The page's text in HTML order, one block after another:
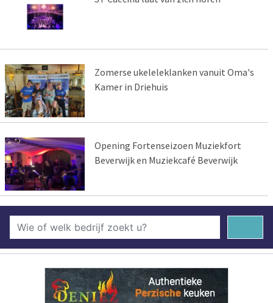
Zomerse ukeleleklanken vanuit Oma's
Kamer in Driehuis
Opening Fortenseizoen Muziekfort
Beverwijk en Muziekcafé Beverwijk